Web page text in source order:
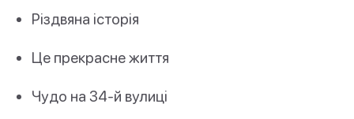
Різдвяна історія
Це прекрасне життя
Чудо на 34-й вулиці